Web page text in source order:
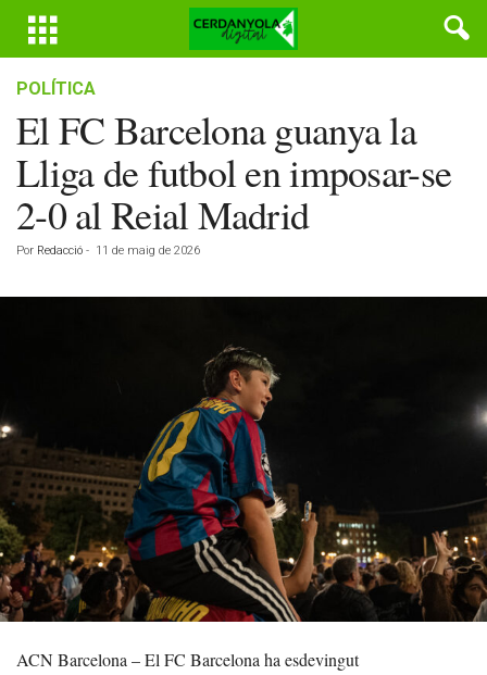
POLÍTICA
El FC Barcelona guanya la
Lliga de futbol en imposar-se
2-0 al Reial Madrid
Por Redacció - 11 de maig de 2026
ACN Barcelona – El FC Barcelona ha esdevingut